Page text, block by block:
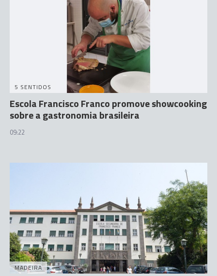
5 SENTIDOS
Escola Francisco Franco promove showcooking
sobre a gastronomia brasileira
09:22
MADEIRA